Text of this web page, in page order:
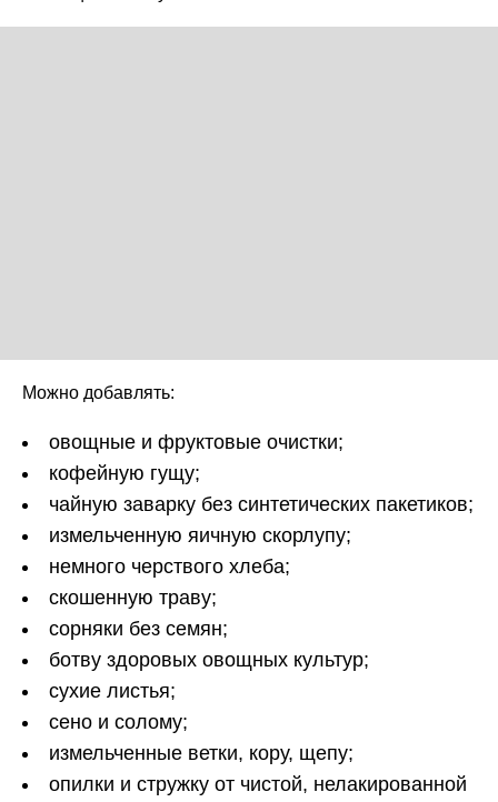
Можно добавлять:
овощные и фруктовые очистки;
кофейную гущу;
чайную заварку без синтетических пакетиков;
измельченную яичную скорлупу;
немного черствого хлеба;
скошенную траву;
сорняки без семян;
ботву здоровых овощных культур;
сухие листья;
сено и солому;
измельченные ветки, кору, щепу;
опилки и стружку от чистой, нелакированной